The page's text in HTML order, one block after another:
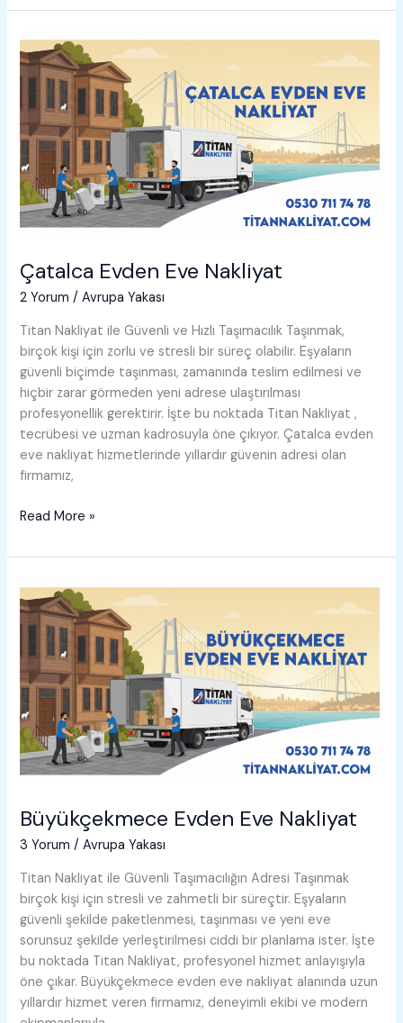
Eve
Çatalca Evden Eve Nakliyat
2 Yorum /Avrupa Yakası
Titan Nakliyat ile Güvenli ve Hızlı Taşımacılık Taşınmak,
birçok kişi için zorlu ve stresli bir süreç olabilir. Eşyaların
güvenli biçimde taşınması, zamanında teslim edilmesi ve
hiçbir zarar görmeden yeni adrese ulaştırılması
profesyonellik gerektirir. İşte bu noktada Titan Nakliyat ,
tecrübesi ve uzman kadrosuyla öne çıkıyor. Çatalca evden
eve nakliyat hizmetlerinde yıllardır güvenin adresi olan
firmamız,
Çatalca
Eve
Read More »
Büyükçekmece Evden Eve Nakliyat
3 Yorum /Avrupa Yakası
Titan Nakliyat ile Güvenli Taşımacılığın Adresi Taşınmak
birçok kişi için stresli ve zahmetli bir süreçtir. Eşyaların
güvenli şekilde paketlenmesi, taşınması ve yeni eve
sorunsuz şekilde yerleştirilmesi ciddi bir planlama ister. İşte
bu noktada Titan Nakliyat, profesyonel hizmet anlayışıyla
öne çıkar. Büyükçekmece evden eve nakliyat alanında uzun
yıllardır hizmet veren firmamız, deneyimli ekibi ve modern